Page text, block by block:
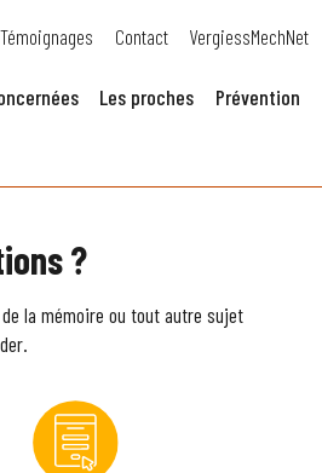
Témoignages Contact VergiessMechNet
Les proches Prévention
?
la mémoire ou tout autre sujet